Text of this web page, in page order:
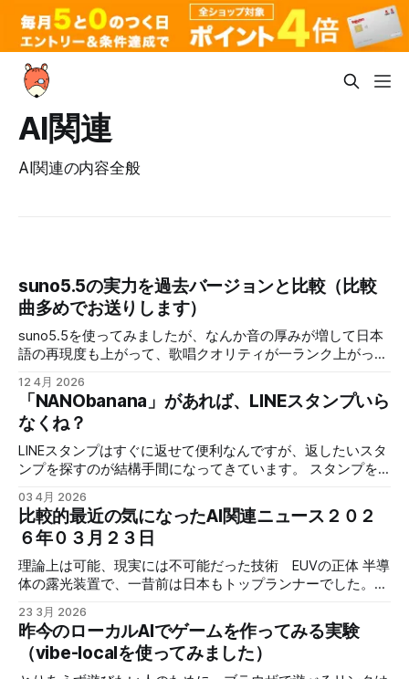
AI関連
AI関連の内容全般
suno5.5の実力を過去バージョンと比較（比較
曲多めでお送りします）
suno5.5を使ってみましたが、なんか音の厚みが増して日本
語の再現度も上がって、歌唱クオリティが一ランク上がった
V2 (2023年秋): 最大生成時間は1分20秒でした V3 (2024
年春): 生成時間が2分に更新されました V3.5 (2024年
夏): 曲の構造が改善され、初回生成の最大時間が4分に、
延長
（Extend）は1回につき最大2分まで可能になりました V4
(2024年11月): ボーカル品質が向上し、初回生成の最大時間
は4分です。また、「Extend（延長）」「Cover（カバ
ー）」「Persona（ペルソナ）」機能が追加されました V4.5
(2025年5月): 初回生成の最大時間が8分に延長され、プロ
ンプトへの忠実度やスタイルのマッシュアップ機能が向上し
ました V4.5+ (2025年7月): 「Add Vocals（ボーカル追
加）」や「Add Instrumental（インスト追加）」などの制作
ツールが更新されました V5 (2025年9月): オーディ
12 4月 2026
「NANObanana」があれば、LINEスタンプいら
なくね？
LINEスタンプはすぐに返せて便利なんですが、返したいスタ
ンプを探すのが結構手間になってきています。 スタンプを
ます。 それだけでも、確かこんなのあったなとか、軽い感
じのお礼スタンプどれがいいかなとか、選ぶのに時間がかか
ると、手軽に返せるスタンプの意味がありません。 そこで
「NANObanana」です。画像に日本語も入れてもらえるの
で、スタンプが必要な時に、その場にあったスタンプを作っ
てしまえばいい！！ と言う事で、やってみました。 スタン
プのプロンプトは、うまい人がいると思うので、そこを突き
詰めたい人はその手の記事を参考にしてください。 今回
は、お手軽にその場でスタンプを作って、友人とかに利用す
るってお話です。 とは言え、イメージ通りの結果は欲しい
03 4月 2026
比較的最近の気になったAI関連ニュース２０２
６年０３月２３日
理論上は可能、現実には不可能だった技術 EUVの正体 半導
体の露光装置で、一昔前は日本もトップランナーでした。
です。 その理由や経緯などがまとめられているので、興味
のある方は読んでみてください。 AIの構造や動作を見る読み
物です。 AI Coding Agent の内部構造はどうなっているの
か、自作して確かめてみた コーディングエージェントがど
23 3月 2026
昨今のローカルAIでゲームを作ってみる実験
（vibe-localを使ってみました）